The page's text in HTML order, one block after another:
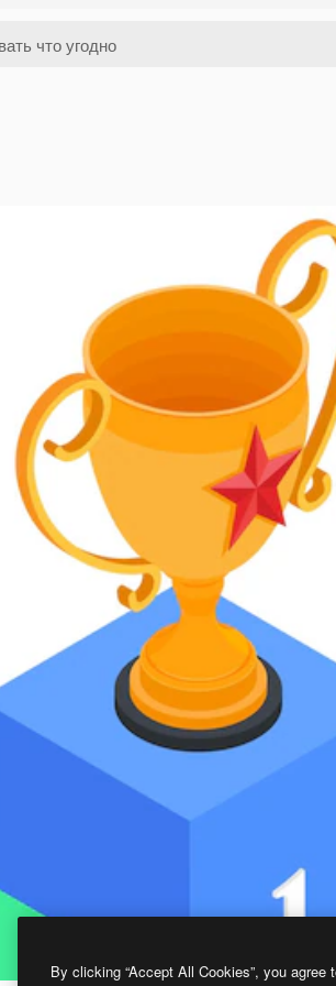
By clicking “Accept All Cookies”, you